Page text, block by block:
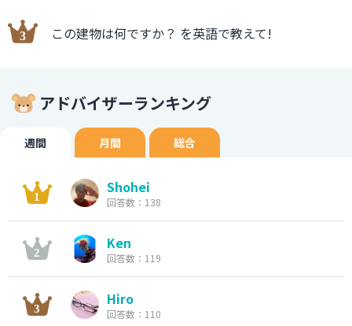
この建物は何ですか？ を英語で教えて!
アドバイザーランキング
週間 月間 総合
Shohei
回答数：138
Ken
回答数：119
Hiro
回答数：110